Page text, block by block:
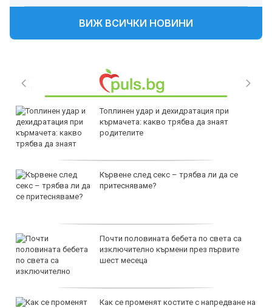
ВИЖ ВСИЧКИ НОВИНИ
Топлинен удар и дехидратация при
кърмачета: какво трябва да знаят
родителите
Кървене след секс – трябва ли да се
притесняваме?
Почти половината бебета по света са
изключително кърмени през първите
шест месеца
Как се променят костите с напредване на